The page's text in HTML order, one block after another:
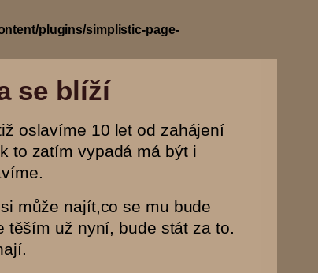
plugins/simplistic-page-
se blíží
oslavíme 10 let od zahájení
to zatím vypadá má být i
může najít,co se mu bude
těším už nyní, bude stát za to.